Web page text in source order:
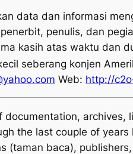
data dan informasi
penulis, dan
kasih atas waktu dan
seberang konjen
Web: http://
documentation,
the last couple of
(taman baca),